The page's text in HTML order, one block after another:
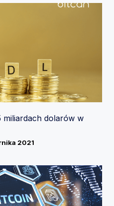
miliardach dolarów w
2021